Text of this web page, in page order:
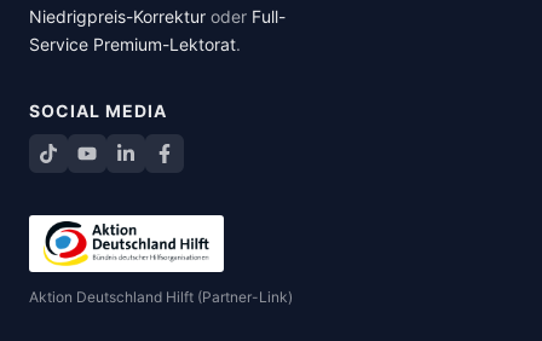
Niedrigpreis-Korrektur oder Full-
Service Premium-Lektorat.
SOCIAL MEDIA
TikTokYouTube
LinkedInFacebook teilen
Aktion Deutschland Hilft (Partner-Link)